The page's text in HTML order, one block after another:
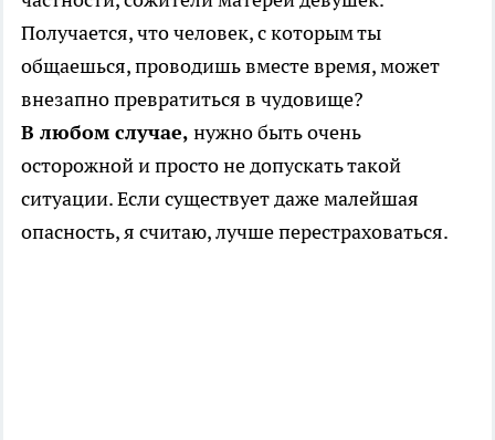
Получается, что человек, с которым ты
общаешься, проводишь вместе время, может
внезапно превратиться в чудовище?
В любом случае, нужно быть очень
осторожной и просто не допускать такой
ситуации. Если существует даже малейшая
опасность, я считаю, лучше перестраховаться.